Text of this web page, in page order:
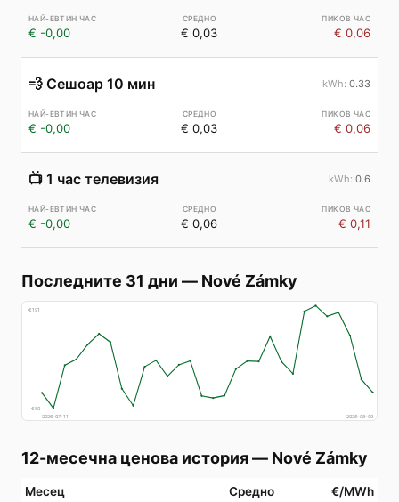
€ -0,00 € 0,03 € 0,06
💨 Сешоар 10 мин 0.33
€ -0,00 € 0,03 € 0,06
📺 1 час телевизия 0.6
€ -0,00 € 0,06 € 0,11
Последните 31 дни — Nové Zámky
€191
€80
2026-07-11
2026-08-09
12-месечна ценова история— Nové Zámky
Месец Средно €/MWh